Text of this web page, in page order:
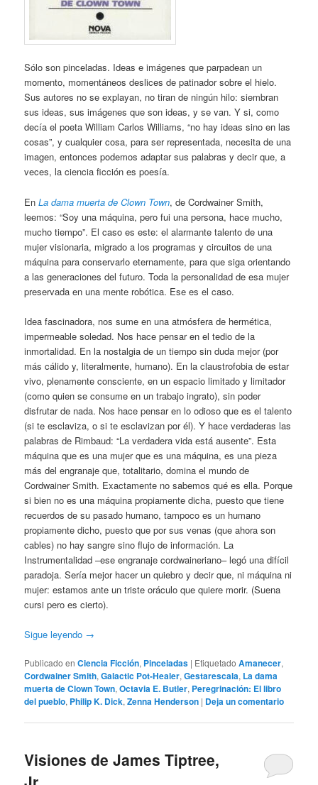
Sólo son pinceladas. Ideas e imágenes que parpadean un
momento, momentáneos deslices de patinador sobre el hielo.
Sus autores no se explayan, no tiran de ningún hilo: siembran
sus ideas, sus imágenes que son ideas, y se van. Y si, como
decía el poeta William Carlos Williams, “no hay ideas sino en las
cosas”, y cualquier cosa, para ser representada, necesita de una
imagen, entonces podemos adaptar sus palabras y decir que, a
veces, la ciencia ficción es poesía.
EnLa dama muerta de Clown Town, de Cordwainer Smith,
leemos: “Soy una máquina, pero fui una persona, hace mucho,
mucho tiempo”. El caso es este: el alarmante talento de una
mujer visionaria, migrado a los programas y circuitos de una
máquina para conservarlo eternamente, para que siga orientando
a las generaciones del futuro. Toda la personalidad de esa mujer
preservada en una mente robótica. Ese es el caso.
Idea fascinadora, nos sume en una atmósfera de hermética,
impermeable soledad. Nos hace pensar en el tedio de la
inmortalidad. En la nostalgia de un tiempo sin duda mejor (por
más cálido y, literalmente, humano). En la claustrofobia de estar
vivo, plenamente consciente, en un espacio limitado y limitador
(como quien se consume en un trabajo ingrato), sin poder
disfrutar de nada. Nos hace pensar en lo odioso que es el talento
(si te esclaviza, o si te esclavizan por él). Y hace verdaderas las
palabras de Rimbaud: “La verdadera vida está ausente”. Esta
máquina que es una mujer que es una máquina, es una pieza
más del engranaje que, totalitario, domina el mundo de
Cordwainer Smith. Exactamente no sabemos qué es ella. Porque
si bien no es una máquina propiamente dicha, puesto que tiene
recuerdos de su pasado humano, tampoco es un humano
propiamente dicho, puesto que por sus venas (que ahora son
cables) no hay sangre sino flujo de información. La
Instrumentalidad –ese engranaje cordwaineriano– legó una difícil
paradoja. Sería mejor hacer un quiebro y decir que, ni máquina ni
mujer: estamos ante un triste oráculo que quiere morir. (Suena
cursi pero es cierto).
Sigue leyendo →
Publicado en Ciencia Ficción, Pinceladas | Etiquetado Amanecer,
Cordwainer Smith,Galactic Pot-Healer,Gestarescala, La dama
muerta de Clown Town,Octavia E. Butler, Peregrinación: El libro
del pueblo, Philip K. Dick,Zenna Henderson | Deja un comentario
Visiones de James Tiptree,